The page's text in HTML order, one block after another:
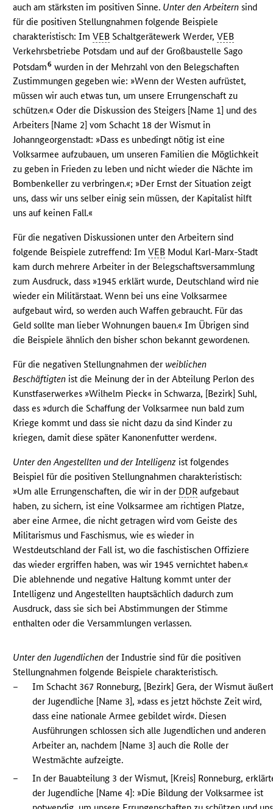
auch am stärksten im positiven Sinne. Unter den Arbeitern sind
für die positiven Stellungnahmen folgende Beispiele
charakteristisch: ImVEB Schaltgerätewerk Werder,VEB
Verkehrsbetriebe Potsdam und auf der Großbaustelle Sago
Potsdam6 wurden in der Mehrzahl von den Belegschaften
Zustimmungen gegeben wie: »Wenn der Westen aufrüstet,
müssen wir auch etwas tun, um unsere Errungenschaft zu
schützen.« Oder die Diskussion des Steigers [Name 1] und des
Arbeiters [Name 2] vom Schacht 18 der Wismut in
Johanngeorgenstadt: »Dass es unbedingt nötig ist eine
Volksarmee aufzubauen, um unseren Familien die Möglichkeit
zu geben in Frieden zu leben und nicht wieder die Nächte im
Bombenkeller zu verbringen.«; »Der Ernst der Situation zeigt
uns, dass wir uns selber einig sein müssen, der Kapitalist hilft
uns auf keinen Fall.«
Für die negativen Diskussionen unter den Arbeitern sind
folgende Beispiele zutreffend: ImVEB Modul Karl-Marx-Stadt
kam durch mehrere Arbeiter in der Belegschaftsversammlung
zum Ausdruck, dass »1945 erklärt wurde, Deutschland wird nie
wieder ein Militärstaat. Wenn bei uns eine Volksarmee
aufgebaut wird, so werden auch Waffen gebraucht. Für das
Geld sollte man lieber Wohnungen bauen.« Im Übrigen sind
die Beispiele ähnlich den bisher schon bekannt gewordenen.
Für die negativen Stellungnahmen derweiblichen
Beschäftigten ist die Meinung der in der Abteilung Perlon des
Kunstfaserwerkes »Wilhelm Pieck« in Schwarza, [Bezirk] Suhl,
dass es »durch die Schaffung der Volksarmee nun bald zum
Kriege kommt und dass sie nicht dazu da sind Kinder zu
kriegen, damit diese später Kanonenfutter werden«.
Unter den Angestellten und der Intelligenz ist folgendes
Beispiel für die positiven Stellungnahmen charakteristisch:
»Um alle Errungenschaften, die wir in der DDR aufgebaut
haben, zu sichern, ist eine Volksarmee am richtigen Platze,
aber eine Armee, die nicht getragen wird vom Geiste des
Militarismus und Faschismus, wie es wieder in
Westdeutschland der Fall ist, wo die faschistischen Offiziere
das wieder ergriffen haben, was wir 1945 vernichtet haben.«
Die ablehnende und negative Haltung kommt unter der
Intelligenz und Angestellten hauptsächlich dadurch zum
Ausdruck, dass sie sich bei Abstimmungen der Stimme
enthalten oder die Versammlungen verlassen.
Unter den Jugendlichen der Industrie sind für die positiven
Stellungnahmen folgende Beispiele charakteristisch.
–
Im Schacht 367 Ronneburg, [Bezirk] Gera, der Wismut
der Jugendliche [Name 3], »dass es jetzt höchste Zeit wird,
dass eine nationale Armee gebildet wird«. Diesen
Ausführungen schlossen sich alle Jugendlichen und anderen
Arbeiter an, nachdem [Name 3] auch die Rolle der
Westmächte aufzeigte.
–
In der Bauabteilung 3 der Wismut, [Kreis] Ronneburg,
der Jugendliche [Name 4]: »Die Bildung der Volksarmee ist